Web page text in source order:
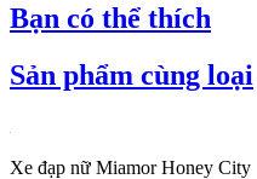
Bạn có thể thích
Sản phẩm cùng loại
Xe đạp nữ Miamor Honey City